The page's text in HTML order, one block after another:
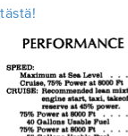
tästä!